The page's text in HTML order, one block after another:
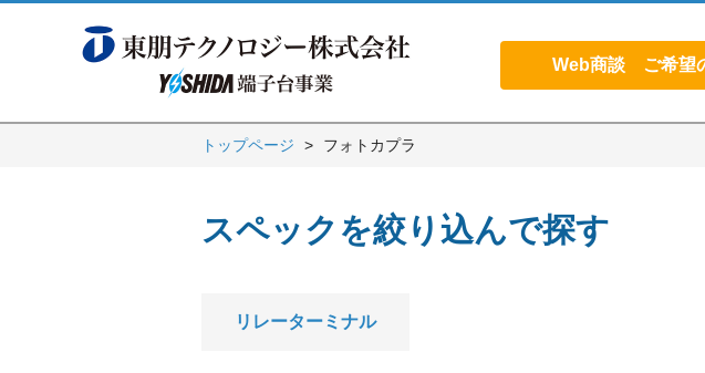
Web商談 ご希望
トップページ フォトカプラ
スペックを絞り込んで探す
リレーターミナル